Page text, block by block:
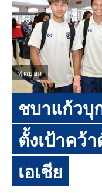
ฟุตบอล
ชบาแก้วบุก
ตั้งเป้าคว้
เอเชีย